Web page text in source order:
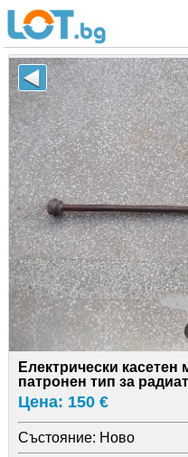
Електрически касетен
патронен тип за
Цена: 150 €
Състояние: Ново